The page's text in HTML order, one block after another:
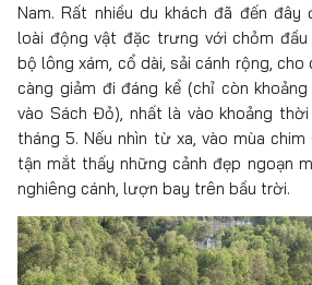
Nam. Rất nhiều du khách đã đến đây
loài động vật đặc trưng với chỏm đầu
bộ lông xám, cổ dài, sải cánh rộng,
càng giảm đi đáng kể (chỉ còn
vào Sách Đỏ), nhất là vào khoảng
tháng 5. Nếu nhìn từ xa, vào mùa
tận mắt thấy những cảnh đẹp ngoạn
nghiêng cánh, lượn bay trên bầu trời.